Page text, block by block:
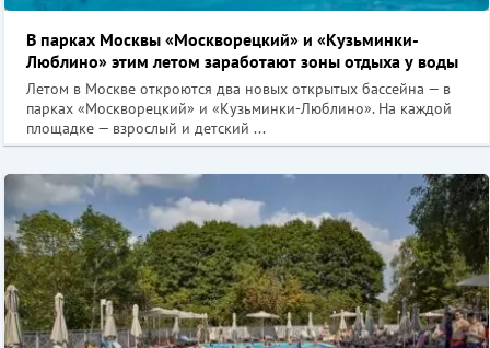
В парках Москвы «Москворецкий» и «Кузьминки-
Люблино» этим летом заработают зоны отдыха у воды
Летом в Москве откроются два новых открытых бассейна — в
парках «Москворецкий» и «Кузьминки-Люблино». На каждой
площадке — взрослый и детский ...